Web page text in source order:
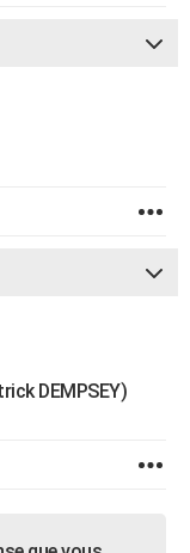
DEMPSEY)